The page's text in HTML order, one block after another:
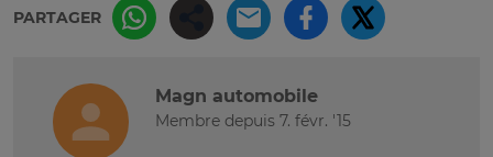
PARTAGER
Magn automobile
Membre depuis 7. févr. '15